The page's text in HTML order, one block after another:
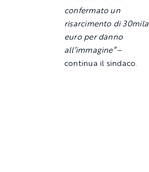
confermato un
risarcimento di 30mila
euro per danno
all’immagine”–
continua il sindaco.